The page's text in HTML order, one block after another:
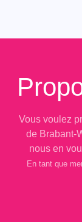
Vous voulez
de Brabant-
nous en
En tant que